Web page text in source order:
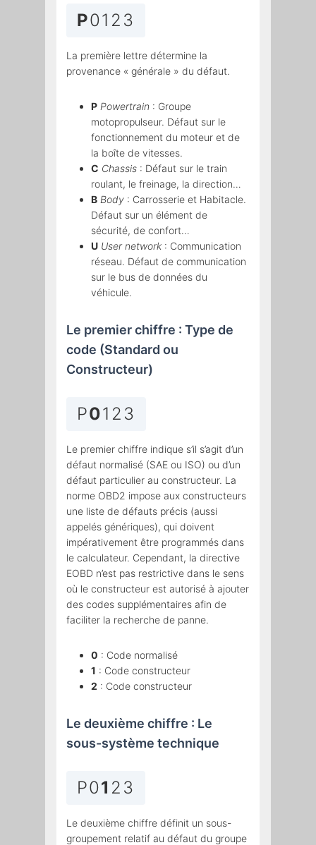
P0123
La première lettre détermine la
provenance « générale » du défaut.
P Powertrain : Groupe
motopropulseur. Défaut sur le
fonctionnement du moteur et de
la boîte de vitesses.
C Chassis : Défaut sur le train
roulant, le freinage, la direction…
B Body : Carrosserie et Habitacle.
Défaut sur un élément de
sécurité, de confort…
U User network : Communication
réseau. Défaut de communication
sur le bus de données du
véhicule.
Le premier chiffre : Type de
code (Standard ou
Constructeur)
P0123
Le premier chiffre indique s’il s’agit d’un
défaut normalisé (SAE ou ISO) ou d’un
défaut particulier au constructeur. La
norme OBD2 impose aux constructeurs
une liste de défauts précis (aussi
appelés génériques), qui doivent
impérativement être programmés dans
le calculateur. Cependant, la directive
EOBD n’est pas restrictive dans le sens
où le constructeur est autorisé à ajouter
des codes supplémentaires afin de
faciliter la recherche de panne.
0 : Code normalisé
1 : Code constructeur
2 : Code constructeur
Le deuxième chiffre : Le
sous-système technique
P01 23
Le deuxième chiffre définit un sous-
groupement relatif au défaut du groupe